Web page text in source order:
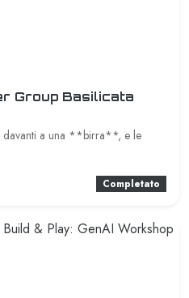
Group Basilicata
davanti a una **birra**, e le
Completato